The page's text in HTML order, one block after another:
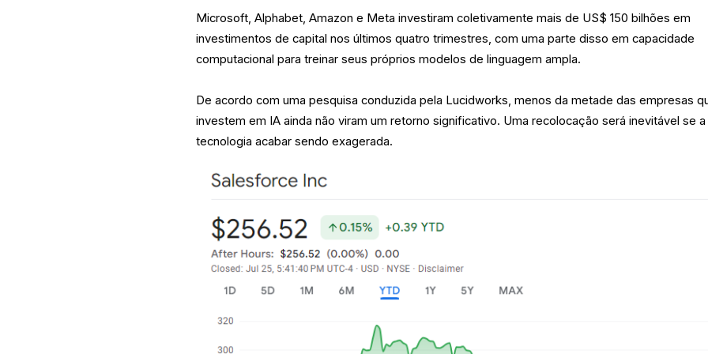
Microsoft, Alphabet, Amazon e Meta investiram coletivamente mais de US$ 150 bilhões em
investimentos de capital nos últimos quatro trimestres, com uma parte disso em capacidade
computacional para treinar seus próprios modelos de linguagem ampla.
De acordo com uma pesquisa conduzida pela Lucidworks, menos da metade das empresas
investem em IA ainda não viram um retorno significativo. Uma recolocação será inevitável se a
tecnologia acabar sendo exagerada.